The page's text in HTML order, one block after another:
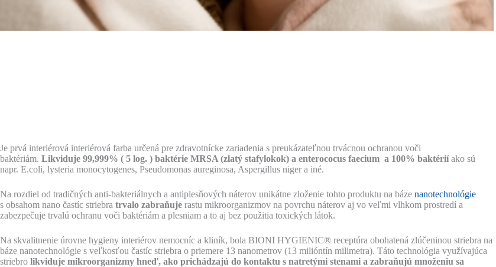
Je prvá interiérová interiérová farba určená pre zdravotnícke zariadenia s preukázateľnou trvácnou ochranou voči
baktériám. Likviduje 99,999% ( 5 log. ) baktérie MRSA (zlatý stafylokok) a enterococus faecium a 100% baktériíako sú
napr. E.coli, lysteria monocytogenes, Pseudomonas aureginosa, Aspergillus niger a iné.
Na rozdiel od tradičných anti-bakteriálnych a antiplesňových náterov unikátne zloženie tohto produktu na báze nanotechnológie
s obsahom nano častíc striebra trvalo zabraňuje rastu mikroorganizmov na povrchu náterov aj vo veľmi vlhkom prostredí a
zabezpečuje trvalú ochranu voči baktériám a plesniam a to aj bez použitia toxických látok.
Na skvalitnenie úrovne hygieny interiérov nemocníc a kliník, bola BIONI HYGIENIC® receptúra obohatená zlúčeninou striebra na
báze nanotechnológie s veľkosťou častíc striebra o priemere 13 nanometrov (13 milióntín milimetra). Táto technológia využívajúca
striebro likviduje mikroorganizmy hneď, ako prichádzajú do kontaktu s natretými stenami a zabraňujú množeniu sa